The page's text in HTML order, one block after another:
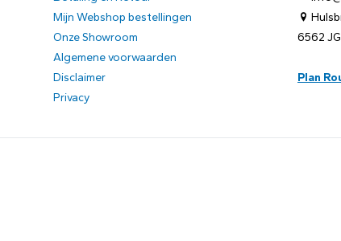
Mijn Webshop bestellingen
Onze Showroom
Algemene voorwaarden
Disclaimer
Privacy
6562
Plan